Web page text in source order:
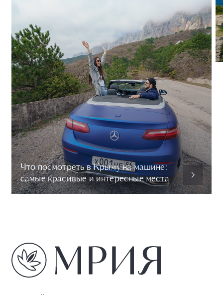
Что посмотреть в Крыму на машине:
самые красивые и интересные места